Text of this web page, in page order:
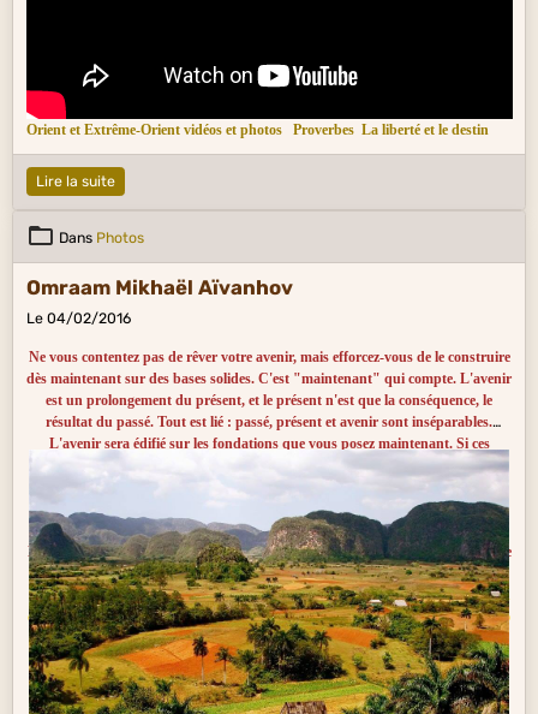
Orient et Extrême-Orient vidéos et photos Proverbes La liberté et le destin
Lire la suite
Dans Photos
Omraam Mikhaël Aïvanhov
Le 04/02/2016
Ne vous contentez pas de rêver votre avenir, mais efforcez-vous de le construire
dès maintenant sur des bases solides. C'est "maintenant" qui compte. L'avenir
est un prolongement du présent, et le présent n'est que la conséquence, le
résultat du passé. Tout est lié : passé, présent et avenir sont inséparables.
L'avenir sera édifié sur les fondations que vous posez maintenant. Si ces
fondations sont défectueuses, évidemment, inutile d’attendre un avenir
exceptionnel, mais si elles sont bonnes, inutile aussi de s’inquiéter. Avec telles
racines, vous aurez tel tronc, telles branches et tels fruits. Le passé est passé,
mais il a mis au monde le présent, et le présent, c’est les racines de l’
avenir
Donc, dès maintenant vous construisez votre avenir en cherchant à améliorer le
présent.
Non accontentatevi di sognare il vostro avvenire, ma sforzatevi di costruirlo sin
da adesso su basi solide. È “adesso” che conta. L’avvenire è un prolungamento
del presente, e il presente altro non è che una conseguenza, un risultato del
passato. Tutto è collegato: passato, presente e avvenire non sono separati.
L’avvenire sarà edificato sulle fondamenta che state posando adesso. Se quelle
fondamenta sono difettose, è ovviamente inutile attendersi un avvenire